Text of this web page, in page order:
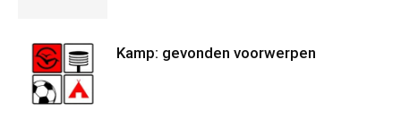
Kamp: gevonden voorwerpen